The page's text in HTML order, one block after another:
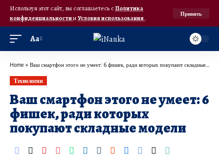
Используя этот сайт, вы соглашаетесь с Политика
конфиденциальностииУсловия использования.
Принять
Аа
Home » Ваш смартфон этого не умеет: 6 фишек, ради которых покупают складные модели
Технологии
Ваш смартфон этого не умеет: 6
фишек, ради которых
покупают складные модели